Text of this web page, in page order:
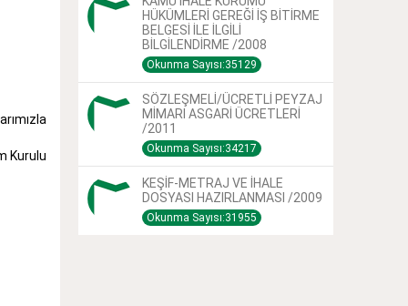
Kurulu
HÜKÜMLERİ GEREĞİ İŞ BİTİRME
BELGESİ İLE İLGİLİ
BİLGİLENDİRME /2008
Okunma Sayısı:35129
SÖZLEŞMELİ/ÜCRETLİ PEYZAJ
MİMARI ASGARİ ÜCRETLERİ
/2011
Okunma Sayısı:34217
KEŞİF-METRAJ VE İHALE
DOSYASI HAZIRLANMASI /2009
Okunma Sayısı:31955